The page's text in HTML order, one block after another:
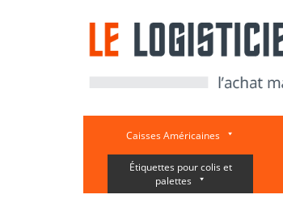
Caisses Américaines
Étiquettes pour colis et
palettes